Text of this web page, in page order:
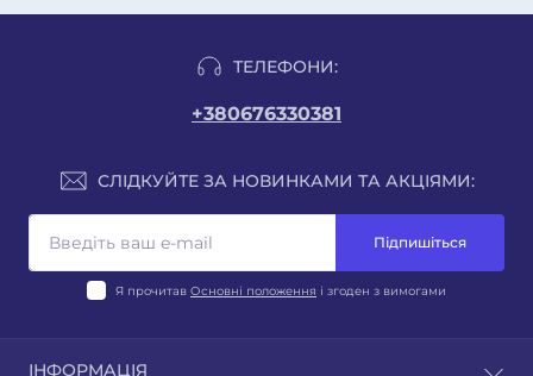
ТЕЛЕФОНИ:
+380676330381
СЛІДКУЙТЕ ЗА НОВИНКАМИ ТА АКЦІЯМИ:
Підпишіться
Я прочитав Основні положення і згоден з вимогами
ІНФОРМАЦІЯ